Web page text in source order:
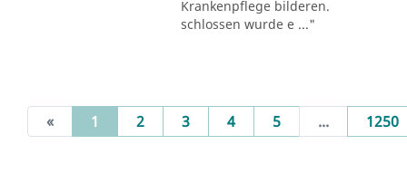
Krankenpflege bilderen.
schlossen wurde e ..."
« 1 (current)
2 3 4 5 ... 1250